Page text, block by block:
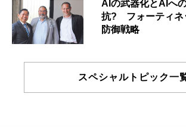
AIの武器化とAIへ
抗? フォーティネ
防御戦略
スペシャルトピック一